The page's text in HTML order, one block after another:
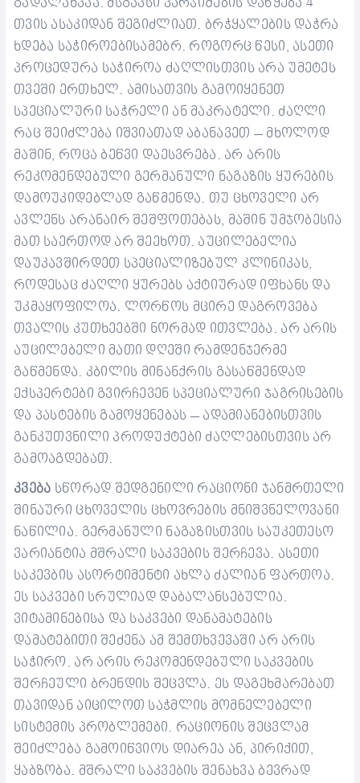
თვის ასაკიდან შეგიძლიათ. ბრჭყალების დაჭრა
ხდება საჭიროებისამებრ. როგორც წესი, ასეთი
პროცედურა საჭიროა ძაღლისთვის არა უმეტეს
თვეში ერთხელ. ამისათვის გამოიყენეთ
სპეციალური საჭრელი ან მაკრატელი. ძაღლი
რაც შეიძლება იშვიათად აბანავეთ – მხოლოდ
მაშინ, როცა ბეწვი დაესვრება. არ არის
რეკომენდებული გერმანული ნაგაზის ყურების
დამოუკიდებლად გაწმენდა. თუ ცხოველი არ
ავლენს არანაირ შეშფოთებას, მაშინ უმჯობესია
მათ საერთოდ არ შეეხოთ. აუცილებელია
დაუკავშირდეთ სპეციალიზებულ კლინიკას,
როდესაც ძაღლი ყურებს აქტიურად იფხანს და
უკმაყოფილოა. ლორწოს მცირე დაგროვება
თვალის კუთხეებში ნორმად ითვლება. არ არის
აუცილებელი მათი დღეში რამდენჯერმე
გაწმენდა. კბილის მინანქრის გასაწმენდად
ექსპერტები გვირჩევენ სპეციალური ჯაგრისების
და პასტების გამოყენებას – ადამიანებისთვის
განკუთვნილი პროდუქტები ძაღლებისთვის არ
გამოაგდებათ.
კვება სწორად შედგენილი რაციონი ჯანმრთელი
შინაური ცხოველის ცხოვრების მნიშვნელოვანი
ნაწილია. გერმანული ნაგაზისთვის საუკეთესო
ვარიანტია მშრალი საკვების შერჩევა. ასეთი
საკევბის ასორტიმენტი ახლა ძალიან ფართოა.
ეს საკვები სრულიად დაბალანსებულია.
ვიტამინებისა და საკვები დანამატების
დამატებითი შეძენა ამ შემთხვევაში არ არის
საჭირო. არ არის რეკომენდებული საკვების
შერჩეული ბრენდის შეცვლა. ეს დაგეხმარებათ
თავიდან აიცილოთ საჭმლის მომნელებელი
სისტემის პრობლემები. რაციონის შეცვლამ
შეიძლება გამოიწვიოს დიარეა ან, პირიქით,
ყაბზობა. მშრალი საკვების შენახვა ბევრად